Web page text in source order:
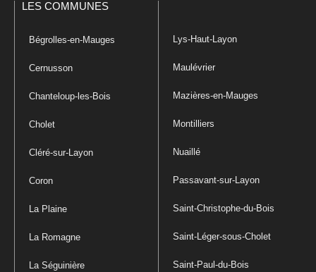
LES COMMUNES
Bégrolles-en-Mauges
Cernusson
Chanteloup-les-Bois
Cholet
Cléré-sur-Layon
Coron
La Plaine
La Romagne
La Séguinière
Lys-Haut-Layon
Maulévrier
Mazières-en-Mauges
Montilliers
Nuaillé
Passavant-sur-Layon
Saint-Christophe-du-Bois
Saint-Léger-sous-Cholet
Saint-Paul-du-Bois